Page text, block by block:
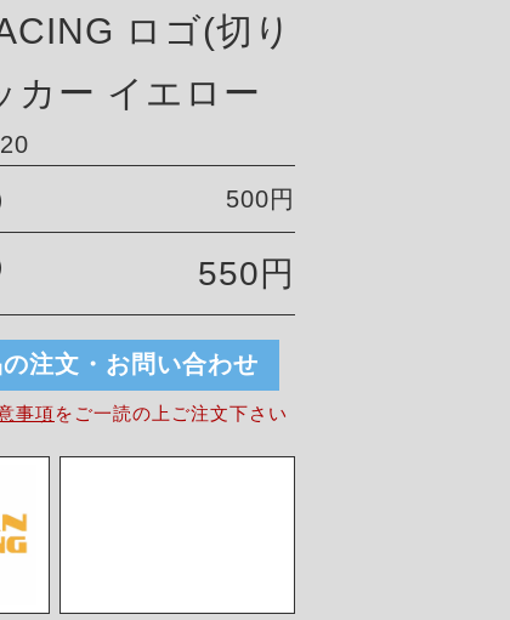
ロゴ(切り
カー イエロー
500円
550円
注文・お問い合わせ
事項を ご一読の上ご注文下さい